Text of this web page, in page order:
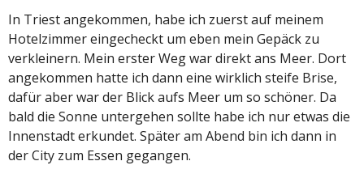
In Triest angekommen, habe ich zuerst auf meinem
Hotelzimmer eingecheckt um eben mein Gepäck zu
verkleinern. Mein erster Weg war direkt ans Meer. Dort
angekommen hatte ich dann eine wirklich steife Brise,
dafür aber war der Blick aufs Meer um so schöner. Da
bald die Sonne untergehen sollte habe ich nur etwas die
Innenstadt erkundet. Später am Abend bin ich dann in
der City zum Essen gegangen.